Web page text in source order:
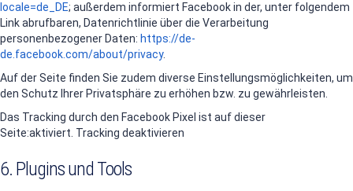
locale=de_DE; außerdem informiert Facebook in der, unter folgendem
Link abrufbaren, Datenrichtlinie über die Verarbeitung
personenbezogener Daten: https://de-
de.facebook.com/about/privacy.
Auf der Seite finden Sie zudem diverse Einstellungsmöglichkeiten, um
den Schutz Ihrer Privatsphäre zu erhöhen bzw. zu gewährleisten.
Das Tracking durch den Facebook Pixel ist auf dieser
Seite:aktiviert. Tracking deaktivieren
6. Plugins und Tools